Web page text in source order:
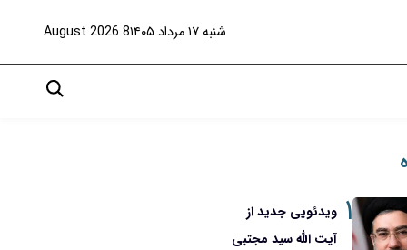
شنبه ۱۷ مرداد ۱۴۰۵ 8 August 2026
۱ ویدئویی جدید از
آیت الله سید مجتبی